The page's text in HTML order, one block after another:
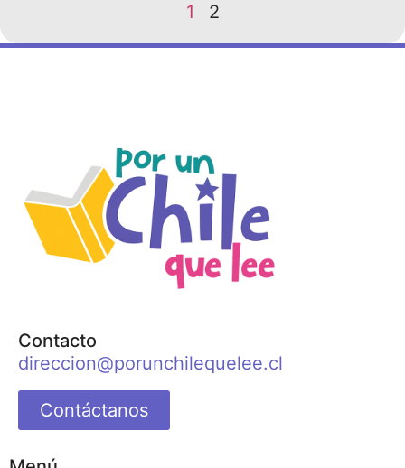
1 2
Contacto
direccion@porunchilequelee.cl
Contáctanos